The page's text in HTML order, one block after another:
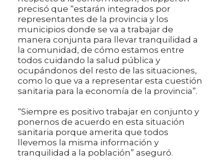
precisó que “estarán integrados por
representantes de la provincia y los
municipios donde se va a trabajar de
manera conjunta para llevar tranquilidad a
la comunidad, de cómo estamos entre
todos cuidando la salud pública y
ocupándonos del resto de las situaciones,
como lo que va a representar esta cuestión
sanitaria para la economía de la provincia”.
“Siempre es positivo trabajar en conjunto y
ponernos de acuerdo en esta situación
sanitaria porque amerita que todos
llevemos la misma información y
tranquilidad a la población” aseguró.